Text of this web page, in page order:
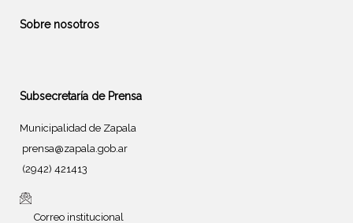
Sobre nosotros
Subsecretaría de Prensa
Municipalidad de Zapala
prensa@zapala.gob.ar
(2942) 421413
Correo institucional